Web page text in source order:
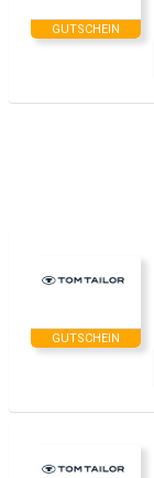
GUTSCHEIN
GUTSCHEIN